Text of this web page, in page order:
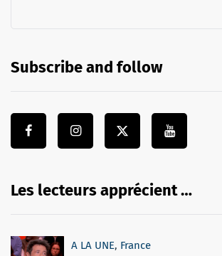
Subscribe and follow
Les lecteurs apprécient …
A LA UNE, France